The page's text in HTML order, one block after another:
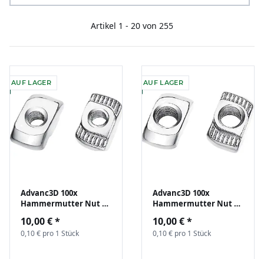
Artikel 1 - 20 von 255
AUF LAGER
Advanc3D 100x
Hammermutter Nut 6
Aluprofil Nutenstein
10,00 €*
0,10 € pro 1 Stück
AUF LAGER
Advanc3D 100x
Hammermutter Nut 6
Aluprofil Nutenstein
10,00 €*
0,10 € pro 1 Stück